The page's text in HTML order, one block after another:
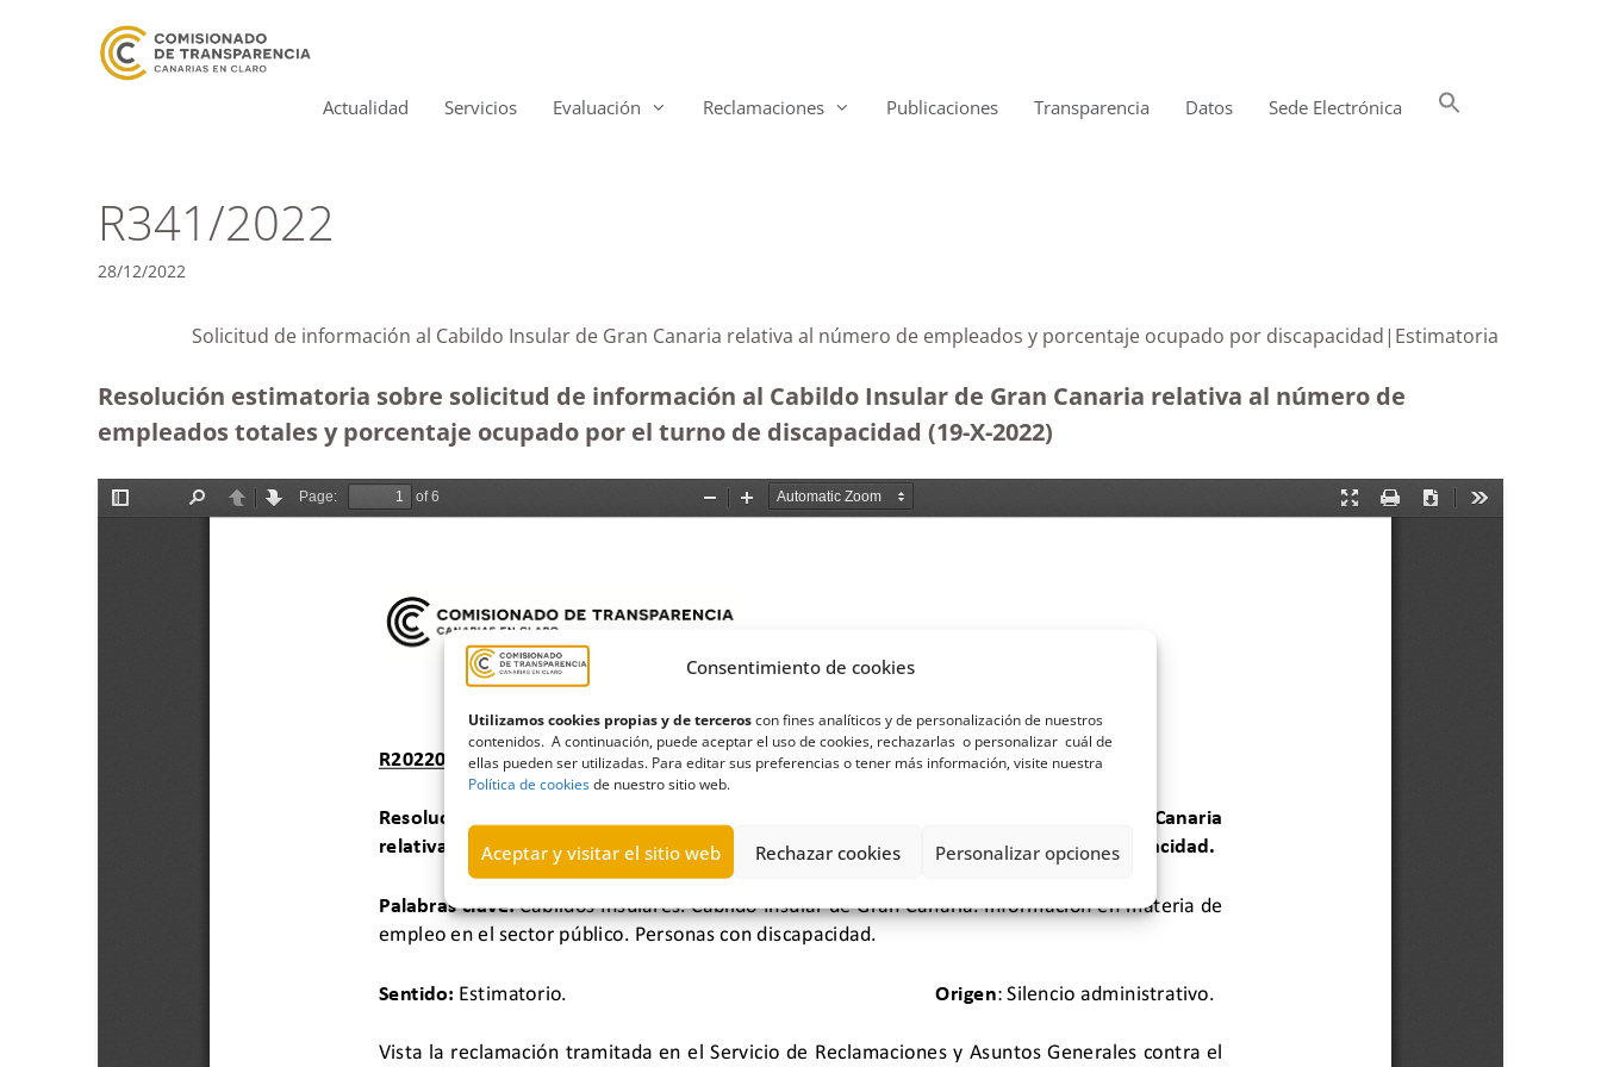
Consentimiento de cookies
Utilizamos cookies propias y de terceroscon fines analíticos y de personalización de nuestros
contenidos. A continuación, puede aceptar el uso de cookies, rechazarlas o personalizar cuál de
ellas pueden ser utilizadas. Para editar sus preferencias o tener más información, visite nuestra
Política de cookiesde nuestro sitio web.
Aceptar y visitar el sitio web Rechazar cookies Personalizar opciones
Actualidad Servicios Evaluación Reclamaciones Publicaciones Transparencia Datos Sede Electrónica
R341/2022
28/12/2022
Solicitud de información al Cabildo Insular de Gran Canaria relativa al número de empleados y porcentaje ocupado por discapacidad|Estimatoria
Resolución estimatoria sobre solicitud de información al Cabildo Insular de Gran Canaria relativa al número de
empleados totales y porcentaje ocupado por el turno de discapacidad (19-X-2022)